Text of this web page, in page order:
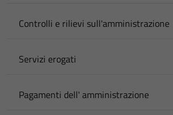
Controlli e rilievi sull'amministrazione
Servizi erogati
Pagamenti dell' amministrazione